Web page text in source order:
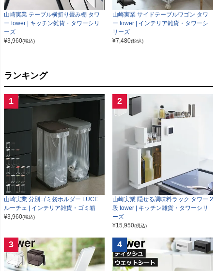
山崎実業 テーブル横折り畳み棚 タワ
ー tower | キッチン雑貨・タワーシリ
ーズ
¥3,960(税込)
山崎実業 サイドテーブルワゴン タワ
ー tower | インテリア雑貨・タワーシ
リーズ
¥7,480(税込)
ランキング
1
山崎実業 分別ゴミ袋ホルダー LUCE
ルーチェ | インテリア雑貨・ゴミ箱
¥3,960(税込)
2
山崎実業 隠せる調味料ラック タワー 2
段 tower | キッチン雑貨・タワーシリ
ーズ
¥15,950(税込)
3 4